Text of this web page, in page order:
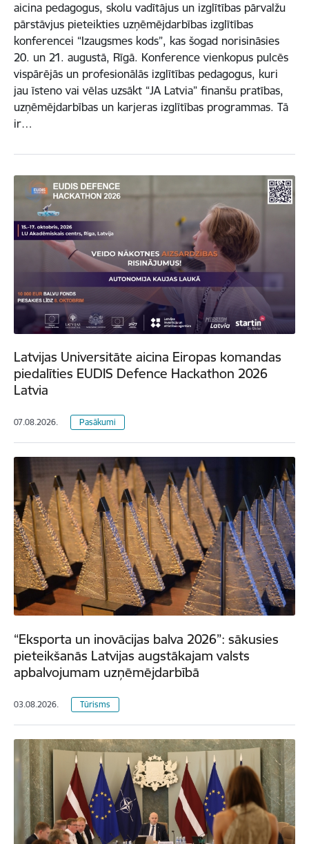
aicina pedagogus, skolu vadītājus un izglītības pārvalžu
pārstāvjus pieteikties uzņēmējdarbības izglītības
konferencei “Izaugsmes kods”, kas šogad norisināsies
20. un 21. augustā, Rīgā. Konference vienkopus pulcēs
vispārējās un profesionālās izglītības pedagogus, kuri
jau īsteno vai vēlas uzsākt “JA Latvia” finanšu pratības,
uzņēmējdarbības un karjeras izglītības programmas. Tā
ir…
Latvijas Universitāte aicina Eiropas komandas
piedalīties EUDIS Defence Hackathon 2026
Latvia
07.08.2026. Pasākumi
“Eksporta un inovācijas balva 2026”: sākusies
pieteikšanās Latvijas augstākajam valsts
apbalvojumam uzņēmējdarbībā
03.08.2026. Tūrisms